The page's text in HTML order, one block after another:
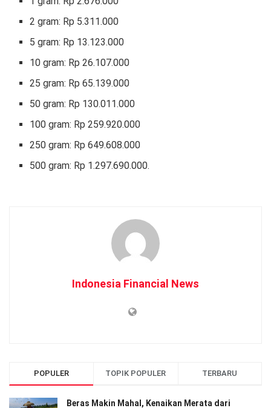
2 gram: Rp 5.311.000
5 gram: Rp 13.123.000
10 gram: Rp 26.107.000
25 gram: Rp 65.139.000
50 gram: Rp 130.011.000
100 gram: Rp 259.920.000
250 gram: Rp 649.608.000
500 gram: Rp 1.297.690.000.
Indonesia Financial News
POPULER TOPIK POPULER TERBARU
Beras Makin Mahal, Kenaikan Merata dari